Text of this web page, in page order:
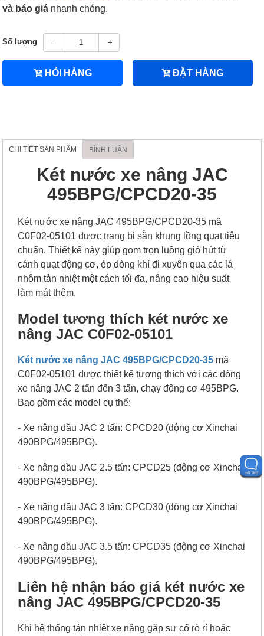
và báo giá nhanh chóng.
Số lượng - +
HỎI HÀNG ĐẶT HÀNG
CHI TIẾT SẢN PHẨM BÌNH LUẬN
Két nước xe nâng JAC
495BPG/CPCD20-35
Két nước xe nâng JAC 495BPG/CPCD20-35 mã
C0F02-05101 được trang bị sẵn khung lồng quạt tiêu
chuẩn. Thiết kế này giúp gom trọn luồng gió hút từ
cánh quạt động cơ, ép dòng khí đi xuyên qua các lá
nhôm tản nhiệt một cách tối đa, nâng cao hiệu suất
làm mát thêm.
Model tương thích két nước xe
nâng JAC C0F02-05101
Két nước xe nâng JAC 495BPG/CPCD20-35 mã
C0F02-05101 được thiết kế tương thích với các dòng
xe nâng JAC 2 tấn đến 3 tấn, chạy động cơ 495BPG.
Bao gồm các model cụ thể:
- Xe nâng dầu JAC 2 tấn: CPCD20 (động cơ Xinchai
490BPG/495BPG).
- Xe nâng dầu JAC 2.5 tấn: CPCD25 (động cơ Xinchai
490BPG/495BPG).
- Xe nâng dầu JAC 3 tấn: CPCD30 (động cơ Xinchai
490BPG/495BPG).
- Xe nâng dầu JAC 3.5 tấn: CPCD35 (động cơ Xinchai
490BPG/495BPG).
Liên hệ nhận báo giá két nước xe
nâng JAC 495BPG/CPCD20-35
Khi hệ thống tản nhiệt xe nâng gặp sự cố rò rỉ hoặc